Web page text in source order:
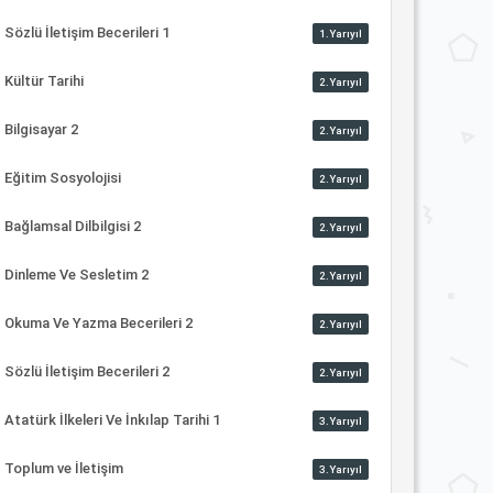
Sözlü İletişim Becerileri 1 1.Yarıyıl
Kültür Tarihi 2.Yarıyıl
Bilgisayar 2 2.Yarıyıl
Eğitim Sosyolojisi 2.Yarıyıl
Bağlamsal Dilbilgisi 2 2.Yarıyıl
Dinleme Ve Sesletim 2 2.Yarıyıl
Okuma Ve Yazma Becerileri 2 2.Yarıyıl
Sözlü İletişim Becerileri 2 2.Yarıyıl
Atatürk İlkeleri Ve İnkılap Tarihi 1 3.Yarıyıl
Toplum ve İletişim 3.Yarıyıl